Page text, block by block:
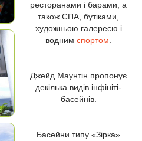
ресторанами і барами, а
також СПА, бутіками,
художньою галереєю і
водним спортом
Джейд Маунтін пропонує
декілька видів інфініті-
басейнів.
Басейни типу «Зірка»